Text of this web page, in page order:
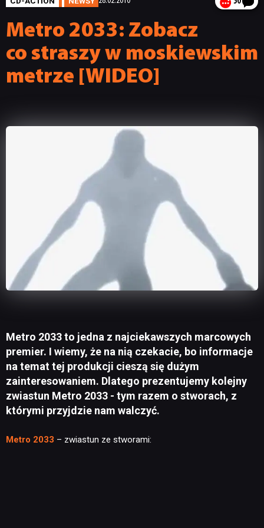
Metro 2033: Zobacz
co straszy w moskiewskim
metrze [WIDEO]
Metro 2033 to jedna z najciekawszych marcowych
premier. I wiemy, że na nią czekacie, bo informacje
na temat tej produkcji cieszą się dużym
zainteresowaniem. Dlatego prezentujemy kolejny
zwiastun Metro 2033 - tym razem o stworach, z
którymi przyjdzie nam walczyć.
Metro 2033 – zwiastun ze stworami: